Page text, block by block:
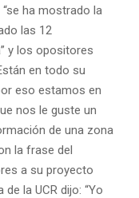
ha mostrado la
las 12
y los opositores
en todo su
eso estamos en
nos le guste un
de una zona
la frase del
a su proyecto
la UCR dijo: “Yo